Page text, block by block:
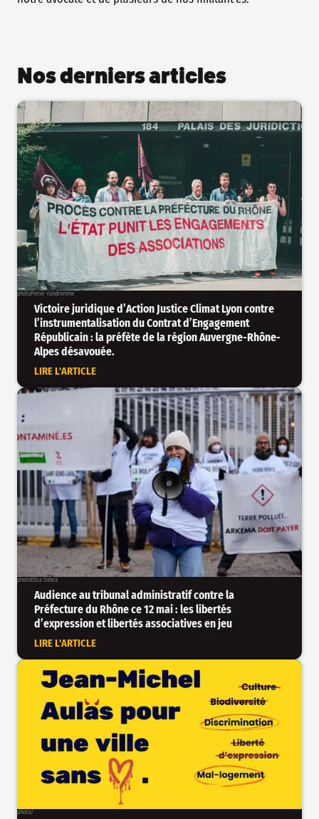
Nos derniers articles
photoPieter Vandromme
Victoire juridique d’Action Justice Climat Lyon contre
l’instrumentalisation du Contrat d’Engagement
Républicain : la préfète de la région Auvergne-Rhône-
Alpes désavouée.
LIRE L'ARTICLE
photoElisa Debra
Audience au tribunal administratif contre la
Préfecture du Rhône ce 12 mai : les libertés
d’expression et libertés associatives en jeu
LIRE L'ARTICLE
photo/